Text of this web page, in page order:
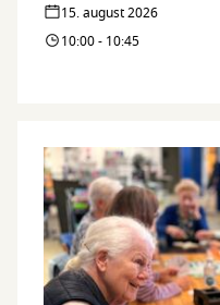
15. august 2026
10:00 - 10:45